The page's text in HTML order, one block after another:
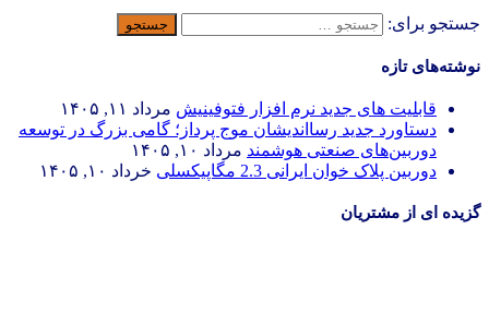
جستجو برای:
نوشته‌های تازه
قابلیت های جدید نرم افزار فتوفینیش مرداد ۱۱, ۱۴۰۵
دستاورد جدید رسااندیشان موج پرداز؛ گامی بزرگ در توسعه
دوربین‌های صنعتی هوشمند مرداد ۱۰, ۱۴۰۵
دوربین پلاک خوان ایرانی 2.3 مگاپیکسلی
خرداد ۱۰, ۱۴۰۵
گزیده ای از مشتریان